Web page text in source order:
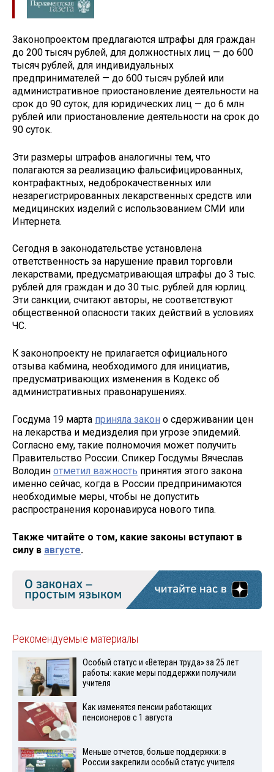
Законопроектом предлагаются штрафы для граждан
до 200 тысяч рублей, для должностных лиц — до 600
тысяч рублей, для индивидуальных
предпринимателей — до 600 тысяч рублей или
административное приостановление деятельности на
срок до 90 суток, для юридических лиц — до 6 млн
рублей или приостановление деятельности на срок до
90 суток.
Эти размеры штрафов аналогичны тем, что
полагаются за реализацию фальсифицированных,
контрафактных, недоброкачественных или
незарегистрированных лекарственных средств или
медицинских изделий с использованием СМИ или
Интернета.
Сегодня в законодательстве установлена
ответственность за нарушение правил торговли
лекарствами, предусматривающая штрафы до 3 тыс.
рублей для граждан и до 30 тыс. рублей для юрлиц.
Эти санкции, считают авторы, не соответствуют
общественной опасности таких действий в условиях
ЧС.
К законопроекту не прилагается официального
отзыва кабмина, необходимого для инициатив,
предусматривающих изменения в Кодекс об
административных правонарушениях.
Госдума 19 марта приняла закон о сдерживании цен
на лекарства и медизделия при угрозе эпидемий.
Согласно ему, такие полномочия может получить
Правительство России. Спикер Госдумы Вячеслав
Володин отметил важность принятия этого закона
именно сейчас, когда в России предпринимаются
необходимые меры, чтобы не допустить
распространения коронавируса нового типа.
Также читайте о том, какие законы вступают в
силу в августе.
Рекомендуемые материалы
Особый статус и «Ветеран труда» за 25 лет
работы: какие меры поддержки получили
учителя
Как изменятся пенсии работающих
пенсионеров с 1 августа
Меньше отчетов, больше поддержки: в
России закрепили особый статус учителя